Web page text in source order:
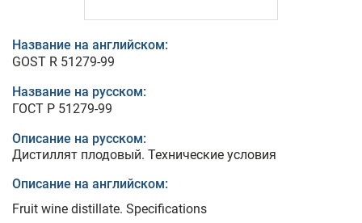
Название на английском:
GOST R 51279-99
Название на русском:
ГОСТ Р 51279-99
Описание на русском:
Дистиллят плодовый. Технические условия
Описание на английском:
Fruit wine distillate. Specifications